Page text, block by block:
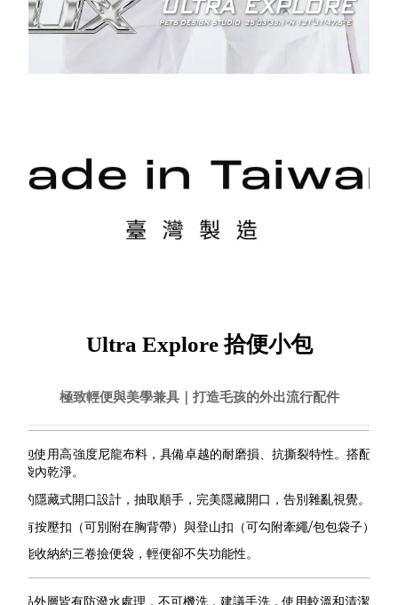
Ultra Explore拾便小包
極致輕便與美學兼具｜打造毛孩的外出流行配件
小包使用高強度尼龍布料，具備卓越的耐磨損、抗撕裂特性。搭配防
持袋內乾淨。
家的隱藏式開口設計，抽取順手，完美隱藏開口，告別雜亂視覺。
設有按壓扣（可別附在胸背帶）與登山扣（可勾附牽繩/包包袋子），
多能收納約三卷撿便袋，輕便卻不失功能性。